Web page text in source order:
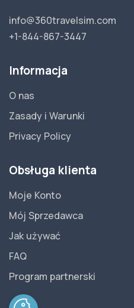
info@360travelsim.com
+1-844-867-3447
Informacja
O nas
Zasady i Warunki
Privacy Policy
Obsługa klienta
Moje Konto
Mój Sprzedawca
Jak używać
FAQ
Program partnerski